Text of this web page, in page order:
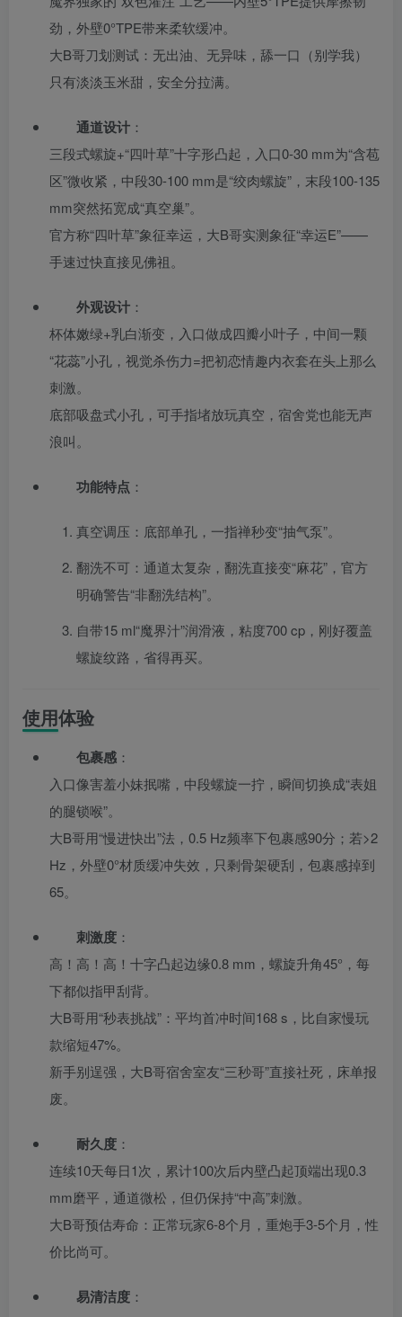
劲，外壁0°TPE带来柔软缓冲。
大B哥刀划测试：无出油、无异味，舔一口（别学我）
只有淡淡玉米甜，安全分拉满。
通道设计 ：
三段式螺旋+“四叶草”十字形凸起，入口0-30 mm为“含苞
区”微收紧，中段30-100 mm是“绞肉螺旋”，末段100-135
mm突然拓宽成“真空巢”。
官方称“四叶草”象征幸运，大B哥实测象征“幸运E”——
手速过快直接见佛祖。
外观设计 ：
杯体嫩绿+乳白渐变，入口做成四瓣小叶子，中间一颗
“花蕊”小孔，视觉杀伤力=把初恋情趣内衣套在头上那么
刺激。
底部吸盘式小孔，可手指堵放玩真空，宿舍党也能无声
浪叫。
功能特点 ：
真空调压：底部单孔，一指禅秒变“抽气泵”。
翻洗不可：通道太复杂，翻洗直接变“麻花”，官方
明确警告“非翻洗结构”。
自带15 ml“魔界汁”润滑液，粘度700 cp，刚好覆盖
螺旋纹路，省得再买。
使用体验
包裹感 ：
入口像害羞小妹抿嘴，中段螺旋一拧，瞬间切换成“表姐
的腿锁喉”。
大B哥用“慢进快出”法，0.5 Hz频率下包裹感90分；若>2
Hz，外壁0°材质缓冲失效，只剩骨架硬刮，包裹感掉到
65。
刺激度 ：
高！高！高！十字凸起边缘0.8 mm，螺旋升角45°，每
下都似指甲刮背。
大B哥用“秒表挑战”：平均首冲时间168 s，比自家慢玩
款缩短47%。
新手别逞强，大B哥宿舍室友“三秒哥”直接社死，床单报
废。
耐久度 ：
连续10天每日1次，累计100次后内壁凸起顶端出现0.3
mm磨平，通道微松，但仍保持“中高”刺激。
大B哥预估寿命：正常玩家6-8个月，重炮手3-5个月，性
价比尚可。
易清洁度 ：